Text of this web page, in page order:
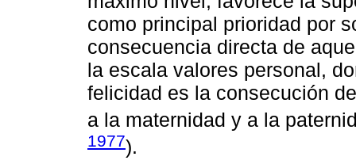
como principal prioridad por
consecuencia directa de
la escala valores personal,
felicidad es la consecución
a la maternidad y a la
1977).